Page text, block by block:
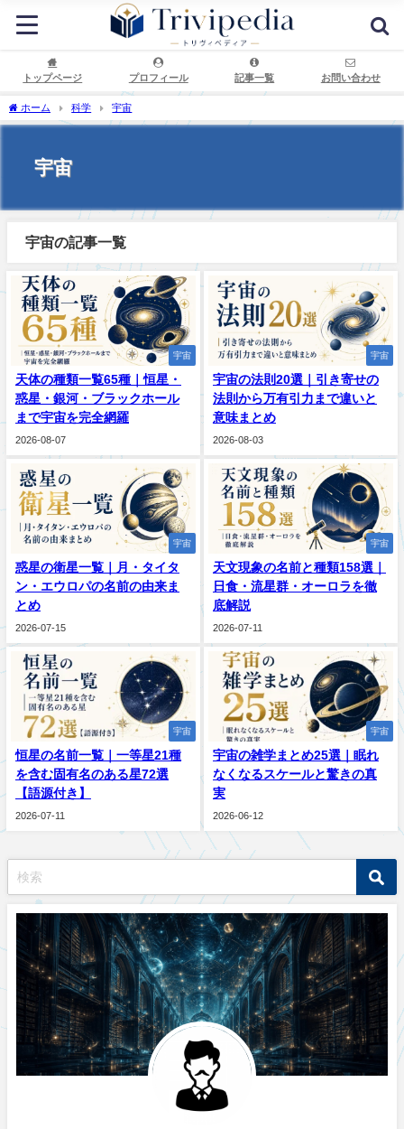
トップページ プロフィール 記事一覧 お問い合わせ
ホーム 科学 宇宙
宇宙
宇宙の記事一覧
宇宙
天体の種類一覧65種｜恒星・
惑星・銀河・ブラックホール
まで宇宙を完全網羅
2026-08-07
宇宙
宇宙の法則20選｜引き寄せの
法則から万有引力まで違いと
意味まとめ
2026-08-03
宇宙
惑星の衛星一覧｜月・タイタ
ン・エウロパの名前の由来ま
とめ
2026-07-15
宇宙
天文現象の名前と種類158選｜
日食・流星群・オーロラを徹
底解説
2026-07-11
宇宙
恒星の名前一覧｜一等星21種
を含む固有名のある星72選
【語源付き】
2026-07-11
宇宙
宇宙の雑学まとめ25選｜眠れ
なくなるスケールと驚きの真
実
2026-06-12